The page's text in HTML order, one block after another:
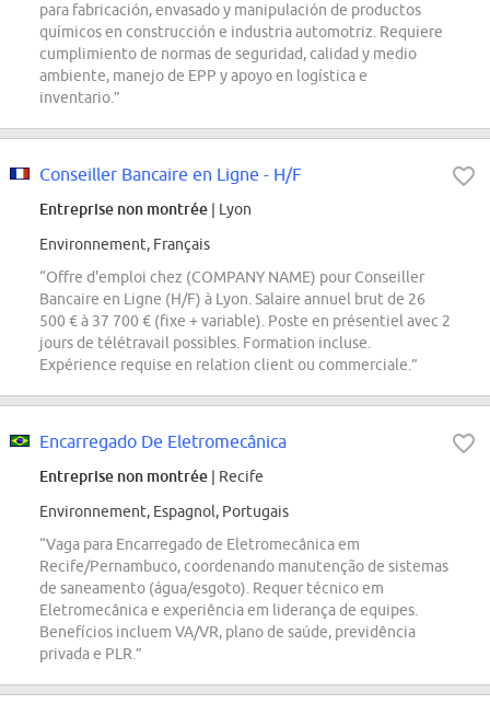
para fabricación, envasado y manipulación de productos
químicos en construcción e industria automotriz. Requiere
cumplimiento de normas de seguridad, calidad y medio
ambiente, manejo de EPP y apoyo en logística e
inventario.”
Conseiller Bancaire en Ligne - H/F
Entreprise non montrée | Lyon
Environnement, Français
“Offre d'emploi chez (COMPANY NAME) pour Conseiller
Bancaire en Ligne (H/F) à Lyon. Salaire annuel brut de 26
500 € à 37 700 € (fixe + variable). Poste en présentiel avec 2
jours de télétravail possibles. Formation incluse.
Expérience requise en relation client ou commerciale.”
Encarregado De Eletromecânica
Entreprise non montrée | Recife
Environnement, Espagnol, Portugais
“Vaga para Encarregado de Eletromecânica em
Recife/Pernambuco, coordenando manutenção de sistemas
de saneamento (água/esgoto). Requer técnico em
Eletromecânica e experiência em liderança de equipes.
Benefícios incluem VA/VR, plano de saúde, previdência
privada e PLR.”